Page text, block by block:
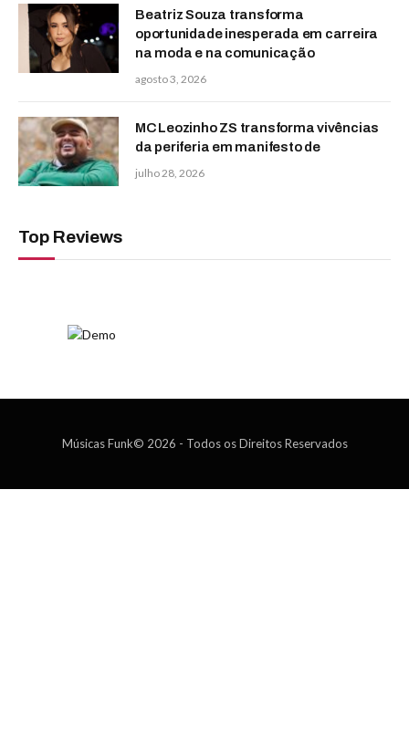
Beatriz Souza transforma
oportunidade inesperada em carreira
na moda e na comunicação
agosto 3, 2026
MC Leozinho ZS transforma vivências
da periferia em manifesto de
julho 28, 2026
Top Reviews
Músicas Funk© 2026 - Todos os Direitos Reservados